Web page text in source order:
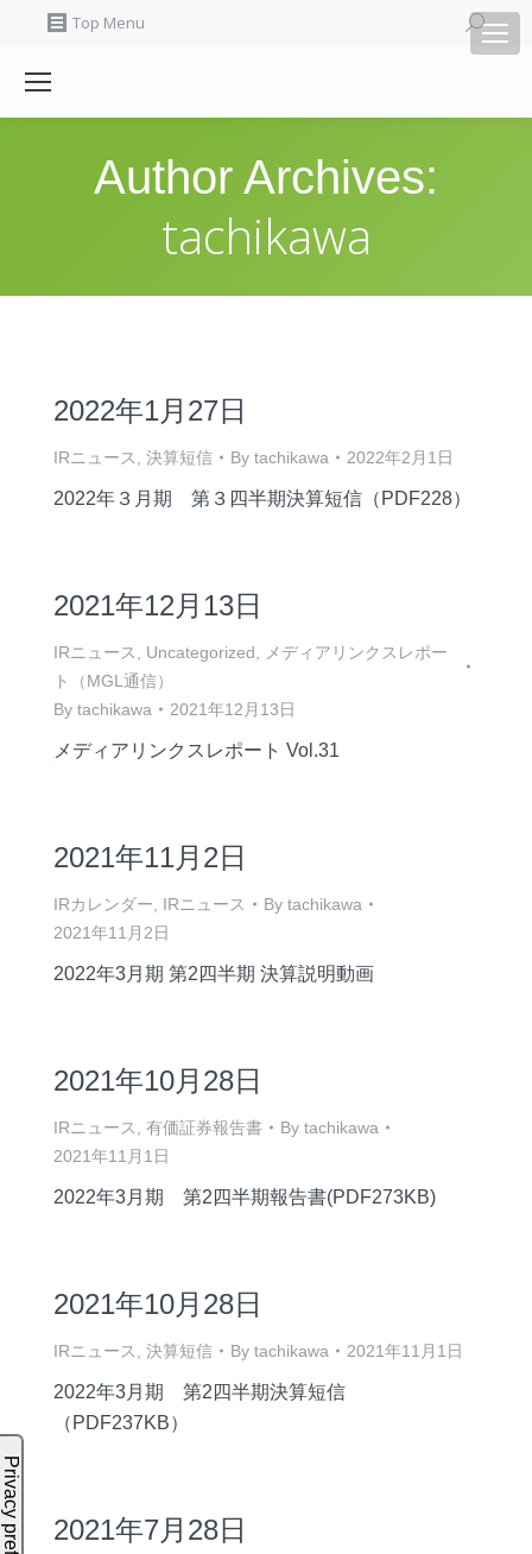
Top Menu Search:
Author Archives:
tachikawa
2022年1月27日
IRニュース 決算短信 By tachikawa 2022年2月1日
2022年３月期 第３四半期決算短信（PDF228）
2021年12月13日
IRニュース Uncategorized
メディアリンクスレポー
ト（MGL通信）
By tachikawa 2021年12月13日
メディアリンクスレポート Vol.31
2021年11月2日
IRカレンダー IRニュース By tachikawa
2021年11月2日
2022年3月期 第2四半期 決算説明動画
2021年10月28日
IRニュース 有価証券報告書 By tachikawa
2021年11月1日
2022年3月期 第2四半期報告書(PDF273KB)
2021年10月28日
IRニュース 決算短信 By tachikawa 2021年11月1日
2022年3月期 第2四半期決算短信
（PDF237KB）
2021年7月28日